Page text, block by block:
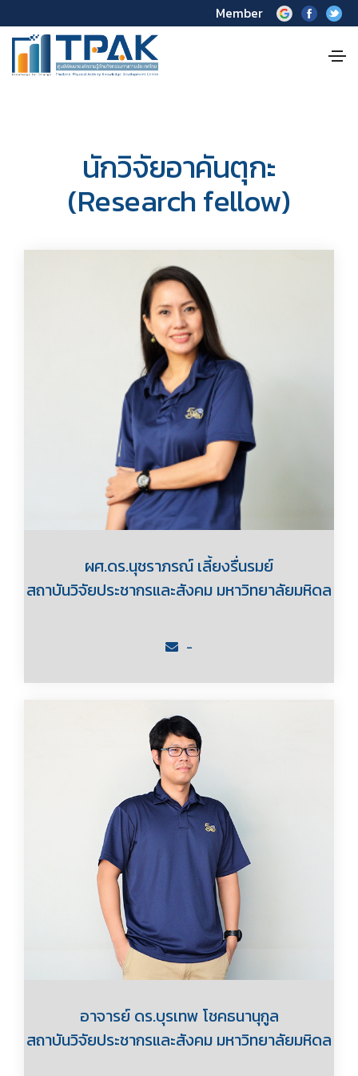
Member
นักวิจัยอาคันตุกะ
(Research fellow)
ผศ.ดร.นุชราภรณ์ เลี้ยงรื่นรมย์
สถาบันวิจัยประชากรและสังคม มหาวิทยาลัยมหิดล
-
อาจารย์ ดร.บุรเทพ โชคธนานุกูล
สถาบันวิจัยประชากรและสังคม มหาวิทยาลัยมหิดล